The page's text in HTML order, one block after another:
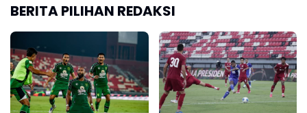
BERITA PILIHAN REDAKSI